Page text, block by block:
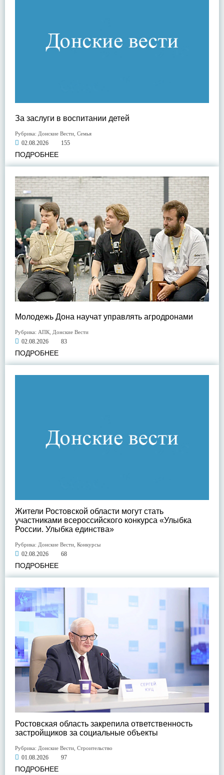
За заслуги в воспитании детей
Рубрика: Донские Вести Семья
02.08.2026 155
ПОДРОБНЕЕ
Молодежь Дона научат управлять агродронами
Рубрика: АПК Донские Вести
02.08.2026 83
ПОДРОБНЕЕ
Жители Ростовской области могут стать
участниками всероссийского конкурса «Улыбка
России. Улыбка единства»
Рубрика: Донские Вести Конкурсы
02.08.2026 68
ПОДРОБНЕЕ
Ростовская область закрепила ответственность
застройщиков за социальные объекты
Рубрика: Донские Вести Строительство
01.08.2026 97
ПОДРОБНЕЕ